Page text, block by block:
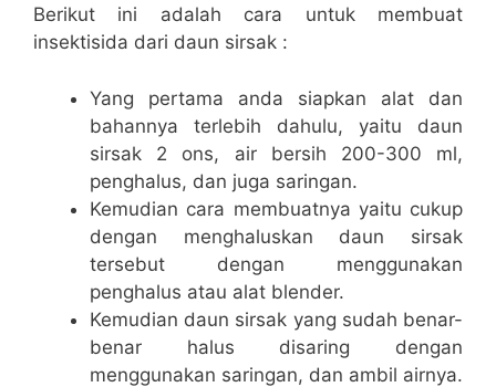
Berikut ini adalah cara untuk membuat
insektisida dari daun sirsak :
Yang pertama anda siapkan alat dan
bahannya terlebih dahulu, yaitu daun
sirsak 2 ons, air bersih 200-300 ml,
penghalus, dan juga saringan.
Kemudian cara membuatnya yaitu cukup
dengan menghaluskan daun sirsak
tersebut dengan menggunakan
penghalus atau alat blender.
Kemudian daun sirsak yang sudah benar-
benar halus disaring dengan
menggunakan saringan, dan ambil airnya.